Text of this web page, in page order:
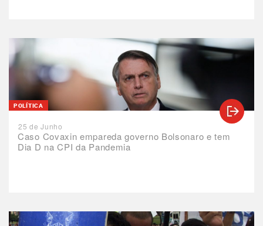
Caso Covaxin empareda governo Bolsonaro e tem
Dia D na CPI da Pandemia
POLÍTICA
25 de Junho